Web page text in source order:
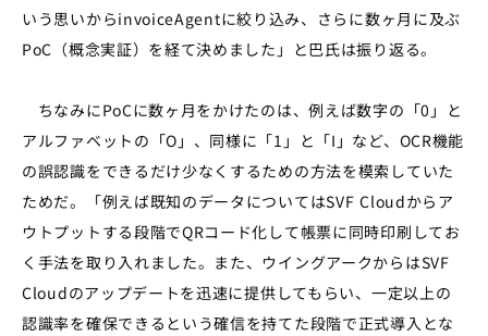
いう思いからinvoiceAgentに絞り込み、さらに数ヶ月に及ぶ
PoC（概念実証）を経て決めました」と巴氏は振り返る。
ちなみにPoCに数ヶ月をかけたのは、例えば数字の「0」と
アルファベットの「O」、同様に「1」と「I」など、OCR機能
の誤認識をできるだけ少なくするための方法を模索していた
ためだ。「例えば既知のデータについてはSVF Cloudからア
ウトプットする段階でQRコード化して帳票に同時印刷してお
く手法を取り入れました。また、ウイングアークからはSVF
Cloudのアップデートを迅速に提供してもらい、一定以上の
認識率を確保できるという確信を持てた段階で正式導入とな